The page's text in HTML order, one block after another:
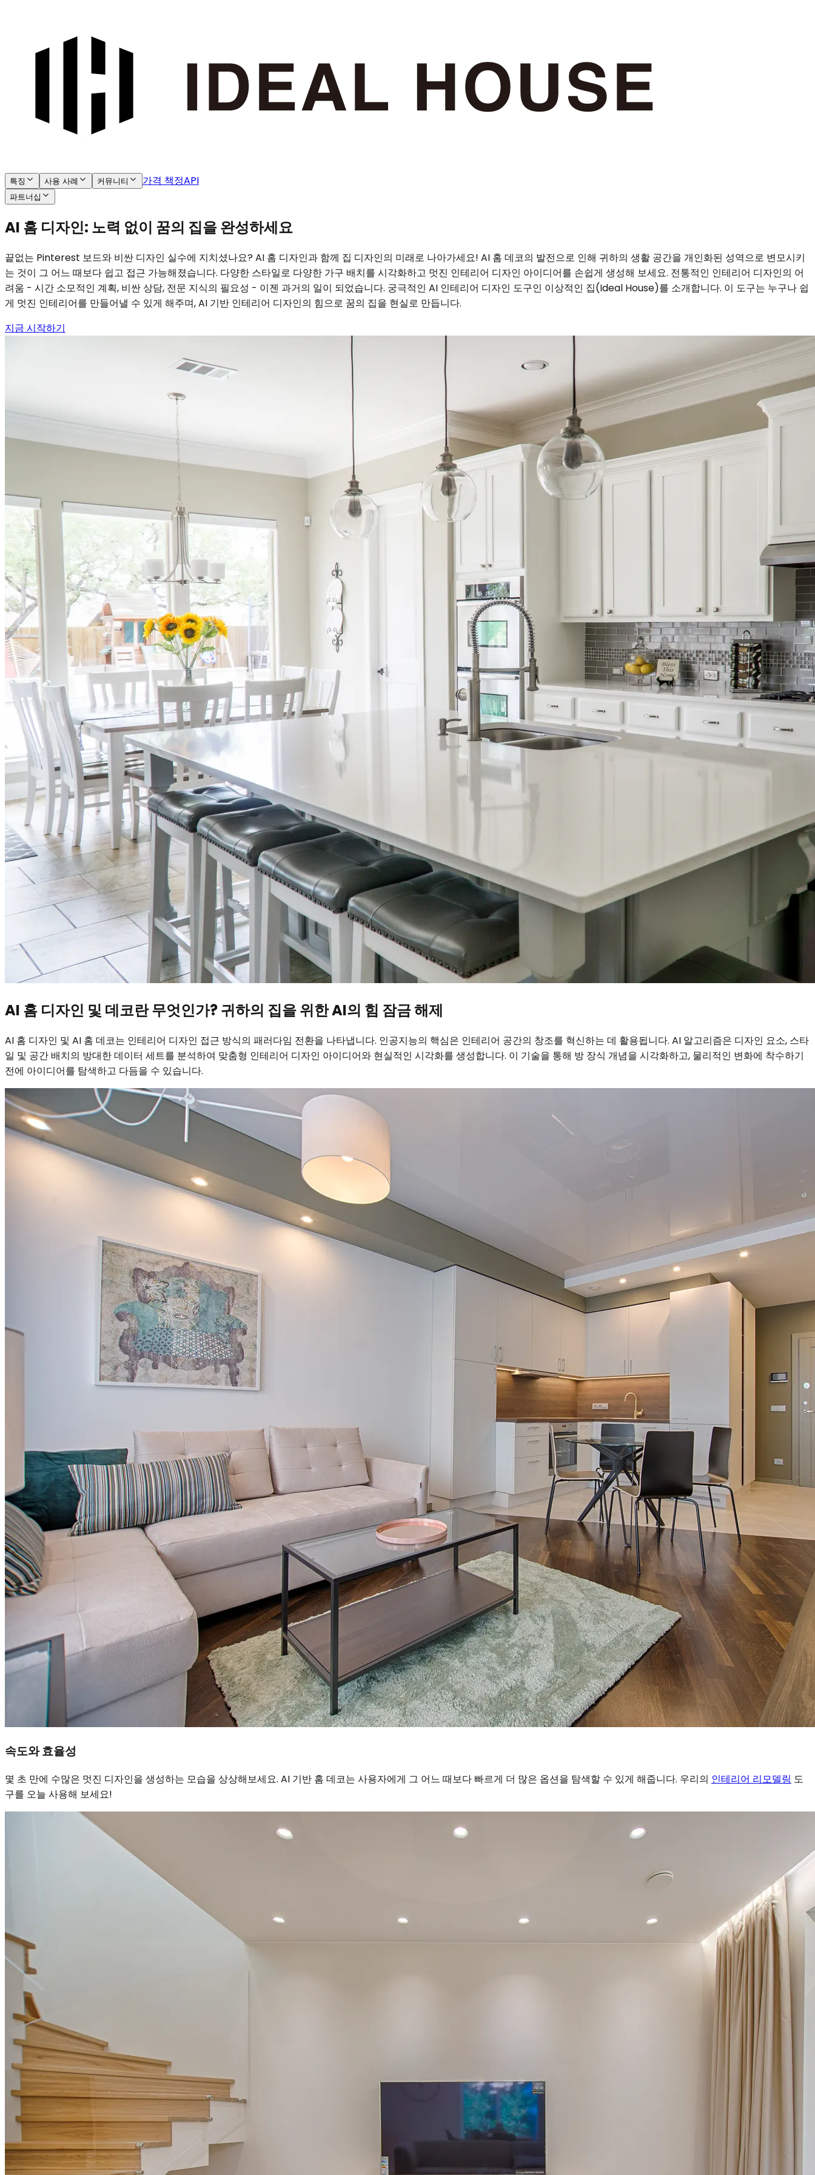
특징 사용 사례 커뮤니티 가격 책정API
파트너십
AI 홈 디자인: 노력 없이 꿈의 집을 완성하세요
끝없는 Pinterest 보드와 비싼 디자인 실수에 지치셨나요? AI 홈 디자인과 함께 집 디자인의 미래로 나아가세요! AI 홈 데코의 발전으로 인해 귀하의 생활 공간을 개인화된 성역으로 변모시키
는 것이 그 어느 때보다 쉽고 접근 가능해졌습니다. 다양한 스타일로 다양한 가구 배치를 시각화하고 멋진 인테리어 디자인 아이디어를 손쉽게 생성해 보세요. 전통적인 인테리어 디자인의 어
려움 - 시간 소모적인 계획, 비싼 상담, 전문 지식의 필요성 - 이젠 과거의 일이 되었습니다. 궁극적인 AI 인테리어 디자인 도구인 이상적인 집(Ideal House)를 소개합니다. 이 도구는 누구나 쉽
게 멋진 인테리어를 만들어낼 수 있게 해주며, AI 기반 인테리어 디자인의 힘으로 꿈의 집을 현실로 만듭니다.
지금 시작하기
AI 홈 디자인 및 데코란 무엇인가? 귀하의 집을 위한 AI의 힘 잠금 해제
AI 홈 디자인 및 AI 홈 데코는 인테리어 디자인 접근 방식의 패러다임 전환을 나타냅니다. 인공지능의 핵심은 인테리어 공간의 창조를 혁신하는 데 활용됩니다. AI 알고리즘은 디자인 요소, 스타
일 및 공간 배치의 방대한 데이터 세트를 분석하여 맞춤형 인테리어 디자인 아이디어와 현실적인 시각화를 생성합니다. 이 기술을 통해 방 장식 개념을 시각화하고, 물리적인 변화에 착수하기
전에 아이디어를 탐색하고 다듬을 수 있습니다.
속도와 효율성
몇 초 만에 수많은 멋진 디자인을 생성하는 모습을 상상해보세요. AI 기반 홈 데코는 사용자에게 그 어느 때보다 빠르게 더 많은 옵션을 탐색할 수 있게 해줍니다. 우리의 인테리어 리모델링 도
구를 오늘 사용해 보세요!